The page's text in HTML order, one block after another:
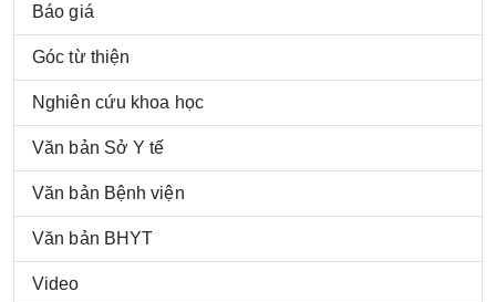
Báo giá
Góc từ thiện
Nghiên cứu khoa học
Văn bản Sở Y tế
Văn bản Bệnh viện
Văn bản BHYT
Video